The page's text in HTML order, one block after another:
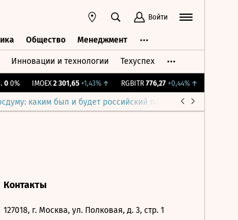
Войти
Общество Менеджмент
Инновации и технологии Техуспех
0% IMOEX 2 301,65 +1,43%↑ RGBITR 776,27 +0,44%↑
каким был и будет российский парламент
Контакты
127018, г. Москва, ул. Полковая, д. 3, стр. 1